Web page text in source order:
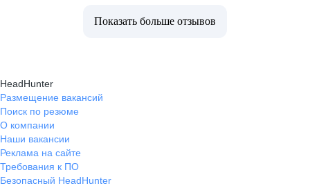
Показать больше отзывов
HeadHunter
Размещение вакансий
Поиск по резюме
О компании
Наши вакансии
Реклама на сайте
Требования к ПО
Безопасный HeadHunter